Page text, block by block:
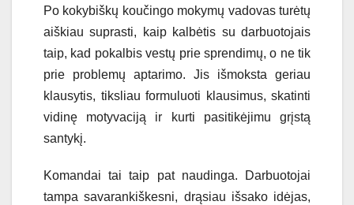
Po kokybiškų koučingo mokymų vadovas turėtų
aiškiau suprasti, kaip kalbėtis su darbuotojais
taip, kad pokalbis vestų prie sprendimų, o ne tik
prie problemų aptarimo. Jis išmoksta geriau
klausytis, tiksliau formuluoti klausimus, skatinti
vidinę motyvaciją ir kurti pasitikėjimu grįstą
santykį.
Komandai tai taip pat naudinga. Darbuotojai
tampa savarankiškesni, drąsiau išsako idėjas,